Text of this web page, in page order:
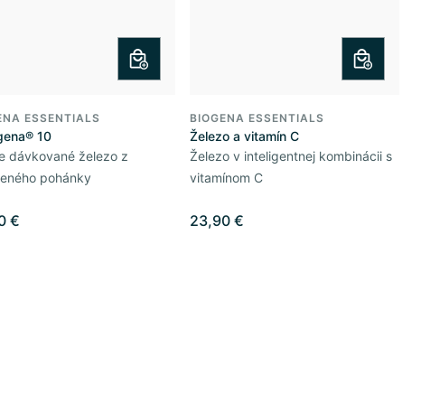
ESSENTIALS
10
dávkované železo z
pohánky
€
BIOGENA ESSENTIALS
Železo a vitamín C
Železo v inteligentnej kombinácii s
vitamínom C
23,90 €